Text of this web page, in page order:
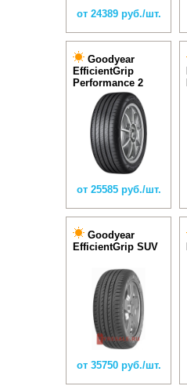
от 24389 руб./шт.
Goodyear
EfficientGrip
Performance 2
от 25585 руб./шт.
Goodyear
EfficientGrip SUV
от 35750 руб./шт.